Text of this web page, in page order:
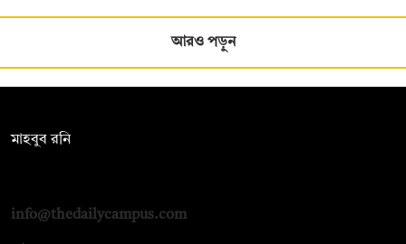
আরও পড়ুন
মাহবুব রনি
info@thedailycampus.com